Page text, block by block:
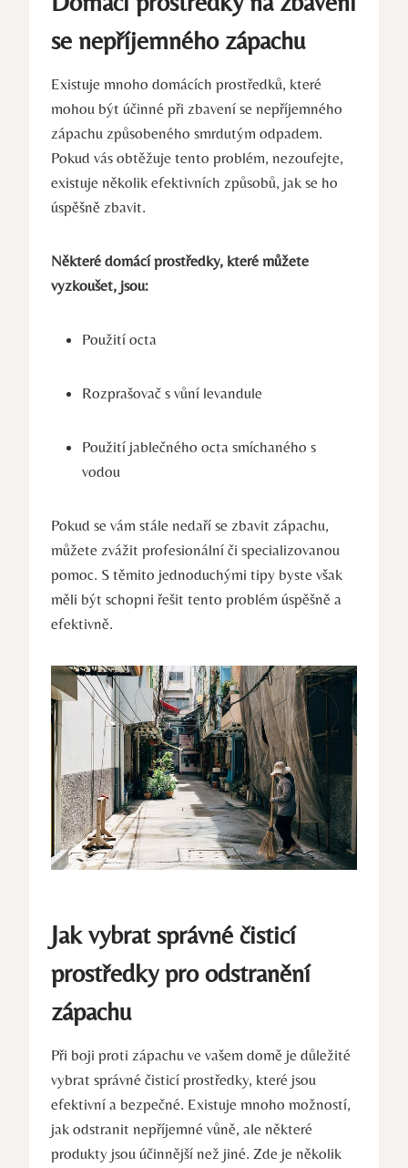
se nepříjemného zápachu
Existuje mnoho domácích prostředků, které
mohou ‌být účinné ‌při zbavení se nepříjemného
zápachu‍ způsobeného smrdutým ⁤odpadem.
Pokud vás obtěžuje tento problém, nezoufejte,
⁣existuje několik efektivních způsobů, jak se ho
úspěšně zbavit.
Některé domácí prostředky, které můžete
vyzkoušet, jsou:
Použití octa
Rozprašovač s vůní levandule
Použití jablečného ‍octa smíchaného s
vodou
Pokud se vám stále nedaří se zbavit zápachu,
můžete zvážit profesionální či specializovanou
pomoc. S těmito jednoduchými tipy byste však
měli být schopni řešit tento problém úspěšně a
efektivně.
Jak vybrat správné čisticí
prostředky pro odstranění
zápachu
Při boji proti ⁢zápachu ve vašem domě je‍ důležité
vybrat správné čisticí prostředky, ​které jsou
efektivní‍ a bezpečné. ⁢Existuje mnoho možností,
jak odstranit nepříjemné vůně, ale některé
produkty jsou účinnější než jiné. Zde je několik